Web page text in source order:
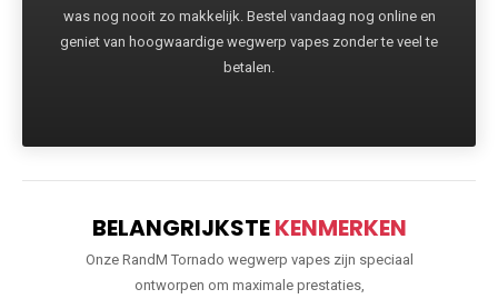
was nog nooit zo makkelijk. Bestel vandaag nog online en
geniet van hoogwaardige wegwerp vapes zonder te veel te
betalen.
BELANGRIJKSTEKENMERKEN
Onze RandM Tornado wegwerp vapes zijn speciaal
ontworpen om maximale prestaties,